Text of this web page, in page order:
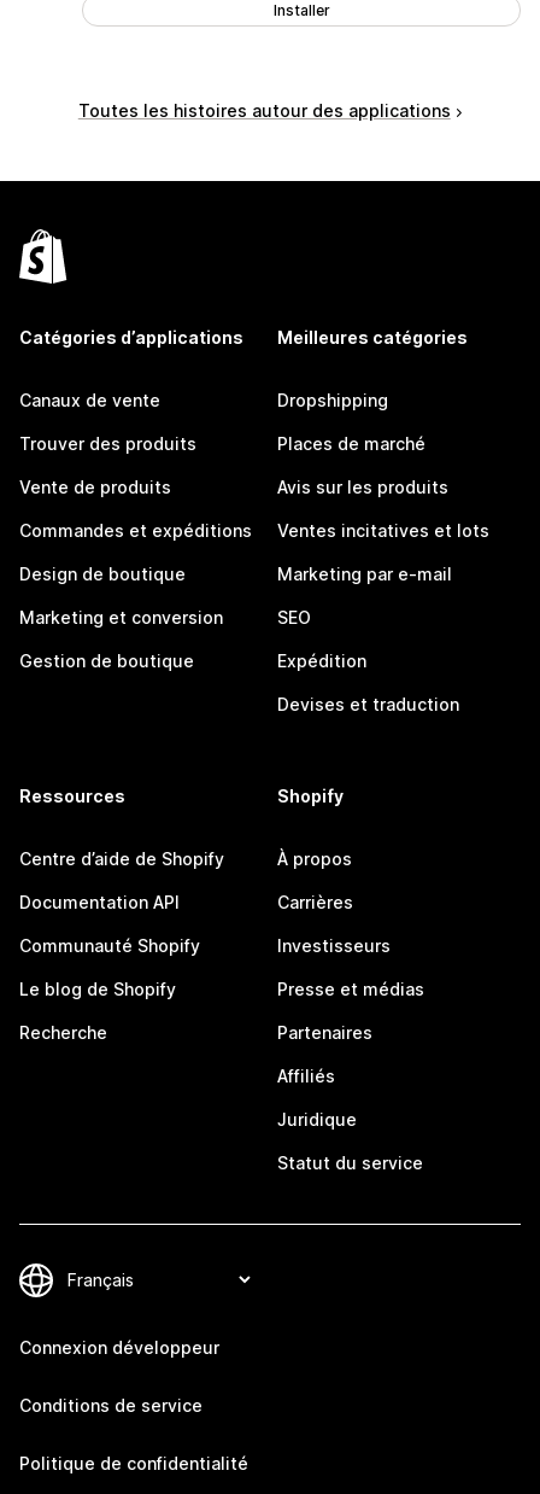
Installer
Toutes les histoires autour des applications
Catégories d’applications
Canaux de vente
Trouver des produits
Vente de produits
Commandes et expéditions
Design de boutique
Marketing et conversion
Gestion de boutique
Meilleures catégories
Dropshipping
Places de marché
Avis sur les produits
Ventes incitatives et lots
Marketing par e-mail
SEO
Expédition
Devises et traduction
Ressources
Centre d’aide de Shopify
Documentation API
Communauté Shopify
Le blog de Shopify
Recherche
Shopify
À propos
Carrières
Investisseurs
Presse et médias
Partenaires
Affiliés
Juridique
Statut du service
Connexion développeur
Conditions de service
Politique de confidentialité